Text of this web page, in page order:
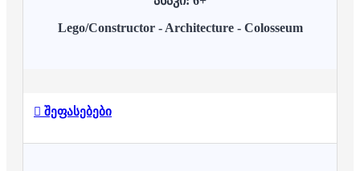
Lego/Constructor - Architecture - Colosseum
შეფასებები